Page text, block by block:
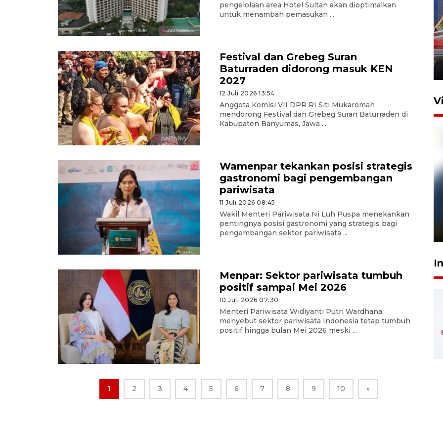
pengelolaan area Hotel Sultan akan dioptimalkan
untuk menambah pemasukan ...
Festival dan Grebeg Suran
Baturraden didorong masuk KEN
2027
12 Juli 2026 13:54
Anggota Komisi VII DPR RI Siti Mukaromah
mendorong Festival dan Grebeg Suran Baturraden di
Kabupaten Banyumas, Jawa ...
Wamenpar tekankan posisi strategis
gastronomi bagi pengembangan
pariwisata
11 Juli 2026 08:45
Wakil Menteri Pariwisata Ni Luh Puspa menekankan
pentingnya posisi gastronomi yang strategis bagi
pengembangan sektor pariwisata ...
Menpar: Sektor pariwisata tumbuh
positif sampai Mei 2026
10 Juli 2026 07:30
Menteri Pariwisata Widiyanti Putri Wardhana
menyebut sektor pariwisata Indonesia tetap tumbuh
positif hingga bulan Mei 2026 meski ...
1 2 3 4 5 6 7 8 9 10 »
Stasiun Bogor
12 Juni 2026 18:49
Pelanggan Filaha Farm setia
sampai 8 tahan?
1 Juni 2026 05:47